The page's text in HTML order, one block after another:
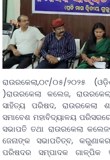
ରାଉରକେଲା,୦୯/୦୫/୨୦୨୫
)ରାଉରକେଲା କଲେଜ,
ସାହିତ୍ୟ ପରିଷଦ, ରାଉରକେଲା
ସମାବେଶ ମହାବିଦ୍ୟାଳୟ
ସଭାପତି ତଥା ରାଉରକେଲା
ଜେନାଙ୍କ ସଭାପତିତ୍ବ,
ପରିଷଦର ସମ୍ପାଦକ ଗାଳ୍ପିକ